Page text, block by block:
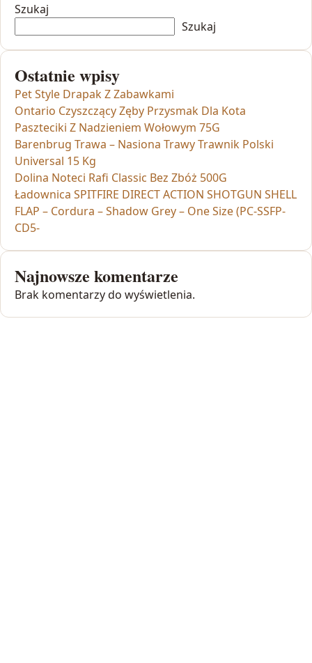
Szukaj
Szukaj
Ostatnie wpisy
Pet Style Drapak Z Zabawkami
Ontario Czyszczący Zęby Przysmak Dla Kota
Paszteciki Z Nadzieniem Wołowym 75G
Barenbrug Trawa – Nasiona Trawy Trawnik Polski
Universal 15 Kg
Dolina Noteci Rafi Classic Bez Zbóż 500G
Ładownica SPITFIRE DIRECT ACTION SHOTGUN SHELL
FLAP – Cordura – Shadow Grey – One Size (PC-SSFP-
CD5-
Najnowsze komentarze
Brak komentarzy do wyświetlenia.